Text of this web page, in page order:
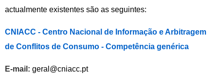
actualmente existentes são as seguintes:
CNIACC - Centro Nacional de Informação e Arbitragem
de Conflitos de Consumo - Competência genérica
E-mail: geral@cniacc.pt